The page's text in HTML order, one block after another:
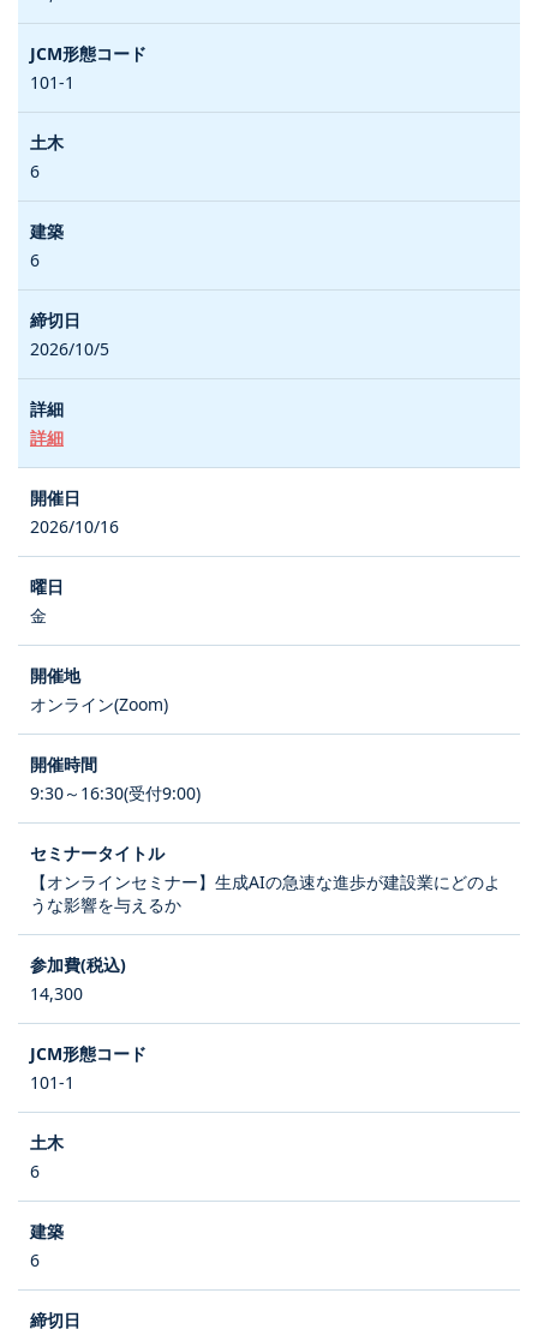
101-1
6
6
2026/10/5
詳細
2026/10/16
金
オンライン(Zoom)
9:30～16:30(受付9:00)
【オンラインセミナー】生成AIの急速な進歩が建設業にどのよ
うな影響を与えるか
14,300
101-1
6
6